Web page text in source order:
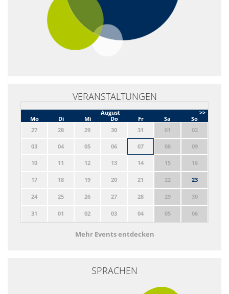
VERANSTALTUNGEN
>>
August
Mo
Di Mi Do Fr Sa
So
27
28 29 30 31 01 02
03 04 05 06 07 08 09
10 11 12 13 14 15 16
17 18 19 20 21 22 23
24 25 26 27 28 29 30
31 01 02 03 04 05 06
Mehr Events entdecken
SPRACHEN